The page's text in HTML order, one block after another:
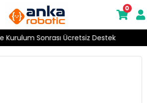
Kurulum Sonrası Ücretsiz Destek
0